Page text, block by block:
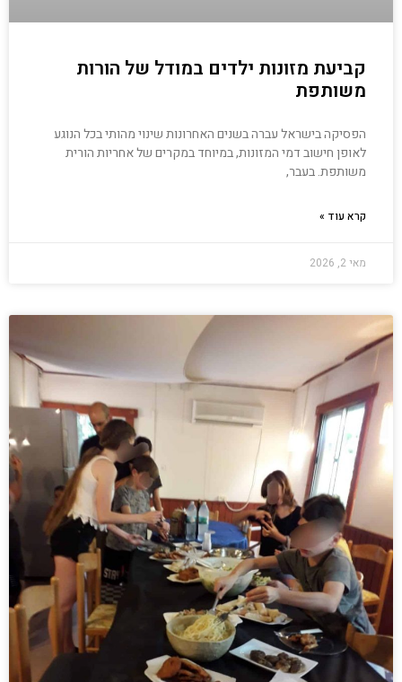
קביעת מזונות ילדים במודל של הורות
משותפת
הפסיקה בישראל עברה בשנים האחרונות שינוי מהותי בכל הנוגע
לאופן חישוב דמי המזונות, במיוחד במקרים של אחריות הורית
משותפת. בעבר,
קרא עוד »
מאי 2, 2026